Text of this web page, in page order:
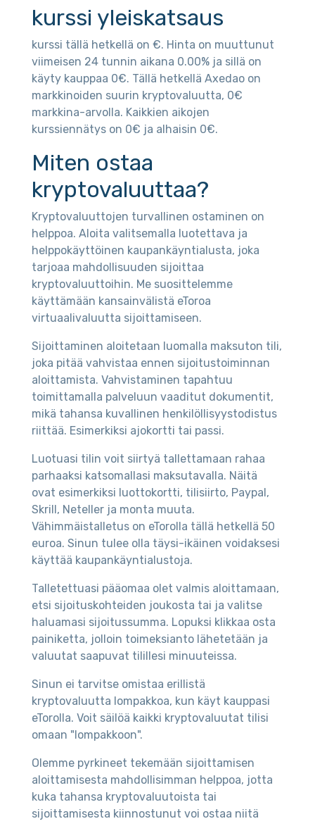
kurssi yleiskatsaus
kurssi tällä hetkellä on €. Hinta on muuttunut
viimeisen 24 tunnin aikana 0.00% ja sillä on
käyty kauppaa 0€. Tällä hetkellä Axedao on
markkinoiden suurin kryptovaluutta, 0€
markkina-arvolla. Kaikkien aikojen
kurssiennätys on 0€ ja alhaisin 0€.
Miten ostaa
kryptovaluuttaa?
Kryptovaluuttojen turvallinen ostaminen on
helppoa. Aloita valitsemalla luotettava ja
helppokäyttöinen kaupankäyntialusta, joka
tarjoaa mahdollisuuden sijoittaa
kryptovaluuttoihin. Me suosittelemme
käyttämään kansainvälistä eToroa
virtuaalivaluutta sijoittamiseen.
Sijoittaminen aloitetaan luomalla maksuton tili,
joka pitää vahvistaa ennen sijoitustoiminnan
aloittamista. Vahvistaminen tapahtuu
toimittamalla palveluun vaaditut dokumentit,
mikä tahansa kuvallinen henkilöllisyystodistus
riittää. Esimerkiksi ajokortti tai passi.
Luotuasi tilin voit siirtyä tallettamaan rahaa
parhaaksi katsomallasi maksutavalla. Näitä
ovat esimerkiksi luottokortti, tilisiirto, Paypal,
Skrill, Neteller ja monta muuta.
Vähimmäistalletus on eTorolla tällä hetkellä 50
euroa. Sinun tulee olla täysi-ikäinen voidaksesi
käyttää kaupankäyntialustoja.
Talletettuasi pääomaa olet valmis aloittamaan,
etsi sijoituskohteiden joukosta tai ja valitse
haluamasi sijoitussumma. Lopuksi klikkaa osta
painiketta, jolloin toimeksianto lähetetään ja
valuutat saapuvat tilillesi minuuteissa.
Sinun ei tarvitse omistaa erillistä
kryptovaluutta lompakkoa, kun käyt kauppasi
eTorolla. Voit säilöä kaikki kryptovaluutat tilisi
omaan "lompakkoon".
Olemme pyrkineet tekemään sijoittamisen
aloittamisesta mahdollisimman helppoa, jotta
kuka tahansa kryptovaluutoista tai
sijoittamisesta kiinnostunut voi ostaa niitä